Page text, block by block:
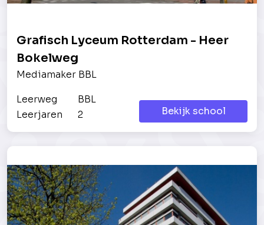
Grafisch Lyceum Rotterdam - Heer
Bokelweg
Mediamaker BBL
Leerweg
BBL
Leerjaren
2 Bekijk school